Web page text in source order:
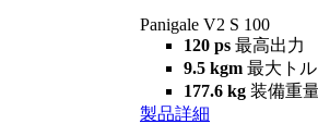
Panigale V2 S 100
120 ps 最高出力
9.5 kgm 最大ト
177.6 kg 装備重
製品詳細